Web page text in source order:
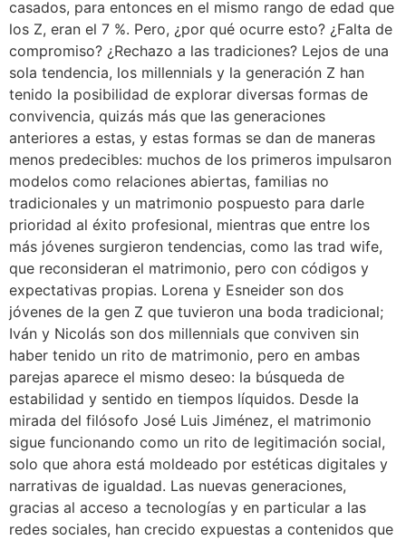
casados, para entonces en el mismo rango de edad que
los Z, eran el 7 %. Pero, ¿por qué ocurre esto? ¿Falta de
compromiso? ¿Rechazo a las tradiciones? Lejos de una
sola tendencia, los millennials y la generación Z han
tenido la posibilidad de explorar diversas formas de
convivencia, quizás más que las generaciones
anteriores a estas, y estas formas se dan de maneras
menos predecibles: muchos de los primeros impulsaron
modelos como relaciones abiertas, familias no
tradicionales y un matrimonio pospuesto para darle
prioridad al éxito profesional, mientras que entre los
más jóvenes surgieron tendencias, como las trad wife,
que reconsideran el matrimonio, pero con códigos y
expectativas propias. Lorena y Esneider son dos
jóvenes de la gen Z que tuvieron una boda tradicional;
Iván y Nicolás son dos millennials que conviven sin
haber tenido un rito de matrimonio, pero en ambas
parejas aparece el mismo deseo: la búsqueda de
estabilidad y sentido en tiempos líquidos. Desde la
mirada del filósofo José Luis Jiménez, el matrimonio
sigue funcionando como un rito de legitimación social,
solo que ahora está moldeado por estéticas digitales y
narrativas de igualdad. Las nuevas generaciones,
gracias al acceso a tecnologías y en particular a las
redes sociales, han crecido expuestas a contenidos que